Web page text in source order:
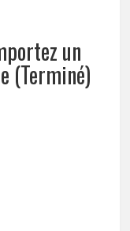
un
(Terminé)